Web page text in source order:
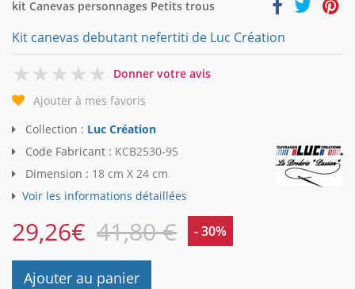
kit Canevas personnages Petits trous
Kit canevas debutant nefertiti de Luc Création
0
Donner votre avis
Ajouter à mes favoris
Collection : Luc Création
Code Fabricant : KCB2530-95
Dimension : 18 cm X 24 cm
Voir les informations détaillées
29,26€ 41,80 € - 30%
Ajouter au panier